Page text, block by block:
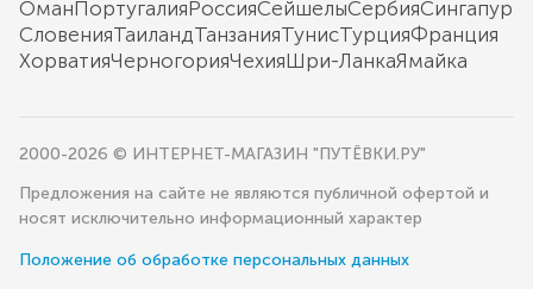
ОманПортугалияРоссияСейшелыСербияСингапур
СловенияТаиландТанзанияТунисТурцияФранция
ХорватияЧерногорияЧехияШри-ЛанкаЯмайка
2000-2026 © ИНТЕРНЕТ-МАГАЗИН "ПУТЁВКИ.РУ"
Предложения на сайте не являются публичной офертой и
носят исключительно информационный характер
Положение об обработке персональных данных